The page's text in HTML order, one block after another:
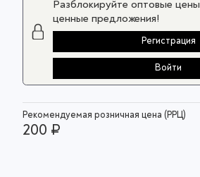
Разблокируйте оптовые
ценные предложения!
Регистрация
Войти
Рекомендуемая розничная цена (РРЦ)
200 ₽